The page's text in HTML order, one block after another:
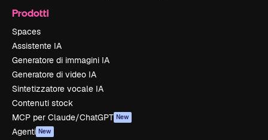
Prodotti
Spaces
Assistente IA
Generatore di immagini IA
Generatore di video IA
Sintetizzatore vocale IA
Contenuti stock
MCP per Claude/ChatGPT New
Agenti New